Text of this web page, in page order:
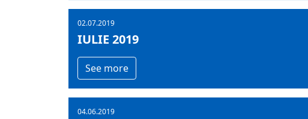
02.07.2019
IULIE 2019
See more
04.06.2019